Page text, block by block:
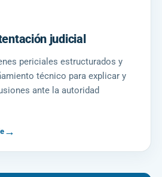
judicial
periciales estructurados y
técnico para explicar y
ante la autoridad
→